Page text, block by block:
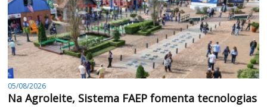
05/08/2026
Na Agroleite, Sistema FAEP fomenta tecnologias